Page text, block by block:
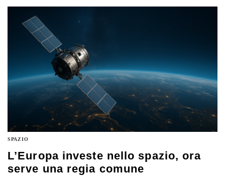
graduale degli impegni e richiamando la linea condivisa
sulla Groenlandia
SPAZIO
L’Europa investe nello spazio, ora
serve una regia comune